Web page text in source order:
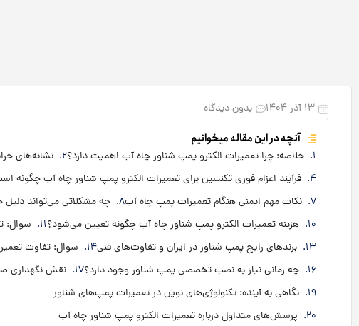
۱۳ آذر ۱۴۰۴ بدون دیدگاه
آنچه در این مقاله میخوانیم
خلاصه: چرا تعمیرات الکترو پمپ شناور چاه آب اهمیت دارد؟ نشانه‌های
فرآیند اعزام فوری تکنسین برای تعمیرات الکترو پمپ شناور چاه آب چگونه
نکات مهم ایمنی هنگام تعمیرات پمپ چاه آب
چه مشکلاتی می‌تواند دلیل
هزینه تعمیرات الکترو پمپ شناور چاه آب چگونه تعیین می‌شود؟
سوال:
برندهای رایج پمپ شناور در ایران و تفاوت‌های فنی
سوال: تفاوت
چه زمانی نیاز به نصب تخصصی پمپ شناور وجود دارد؟
نقش نگهداری
نگاهی به آینده: تکنولوژی‌های نوین در تعمیرات پمپ‌های شناور
پرسش‌های متداول درباره تعمیرات الکترو پمپ شناور چاه آب